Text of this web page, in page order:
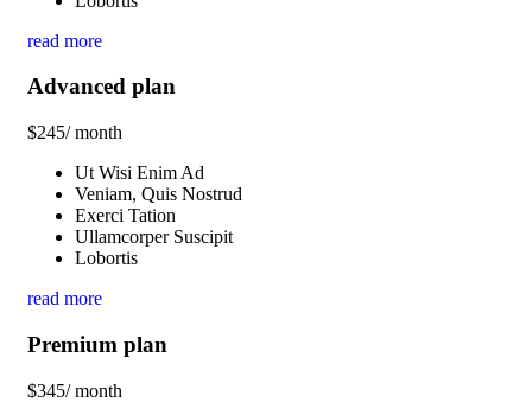
read more
Advanced plan
$245/ month
Ut Wisi Enim Ad
Veniam, Quis Nostrud
Exerci Tation
Ullamcorper Suscipit
Lobortis
read more
Premium plan
$345/ month